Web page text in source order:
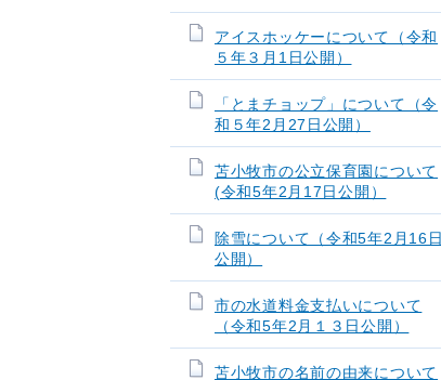
アイスホッケーについて（令和
５年３月1日公開）
「とまチョップ」について（令
和５年2月27日公開）
苫小牧市の公立保育園について
(令和5年2月17日公開）
除雪について（令和5年2月16日
公開）
市の水道料金支払いについて
（令和5年2月１３日公開）
苫小牧市の名前の由来について